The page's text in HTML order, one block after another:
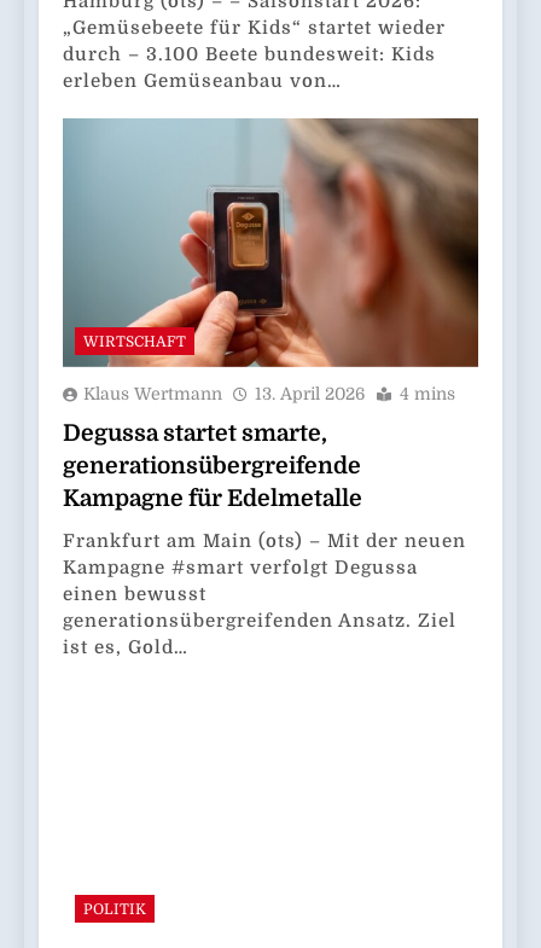
„Gemüsebeete für Kids“ startet wieder
durch – 3.100 Beete bundesweit: Kids
erleben Gemüseanbau von…
WIRTSCHAFT
Klaus Wertmann 13. April 2026 4 mins
Degussa startet smarte,
generationsübergreifende
Kampagne für Edelmetalle
Frankfurt am Main (ots) – Mit der neuen
Kampagne #smart verfolgt Degussa
einen bewusst
generationsübergreifenden Ansatz. Ziel
ist es, Gold…
POLITIK